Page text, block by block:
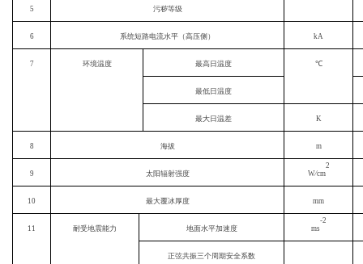
5 污秽等级
6 系统短路电流水平（高压侧） kA
7 环境温度 最高日温度 ℃
最低日温度
最大日温差 K
8 海拔 m
9 太阳辐射强度 W∕cm
2
10 最大覆冰厚度 mm
11 耐受地震能力 地面水平加速度 ms
-2
正弦共振三个周期安全系数